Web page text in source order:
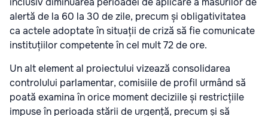
alertă de la 60 la 30 de zile, precum și obligativitatea
ca actele adoptate în situații de criză să fie comunicate
instituțiilor competente în cel mult 72 de ore.
Un alt element al proiectului vizează consolidarea
controlului parlamentar, comisiile de profil urmând să
poată examina în orice moment deciziile și restricțiile
impuse în perioada stării de urgență, precum și să